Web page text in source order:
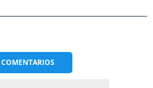
COMENTARIOS